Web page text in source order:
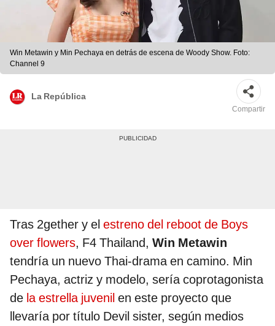
Win Metawin y Min Pechaya en detrás de escena de Woody Show. Foto:
Channel 9
La República
Compartir
Tras 2gether y el estreno del reboot de Boys
over flowers, F4 Thailand, Win Metawin
tendría un nuevo Thai-drama en camino. Min
Pechaya, actriz y modelo, sería coprotagonista
de la estrella juvenil en este proyecto que
llevaría por título Devil sister, según medios